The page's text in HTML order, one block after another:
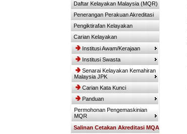
Daftar Kelayakan Malaysia (MQR)
Penerangan Perakuan Akreditasi
Pengiktirafan Kelayakan
Carian Kelayakan
Institusi Awam/Kerajaan
Institusi Swasta
Senarai Kelayakan Kemahiran
Malaysia JPK
Carian Kata Kunci
Panduan
Permohonan Pengemaskinian
MQR
Salinan Cetakan Akreditasi MQA